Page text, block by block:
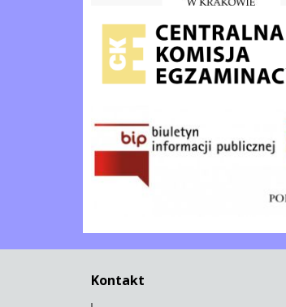
Kontakt